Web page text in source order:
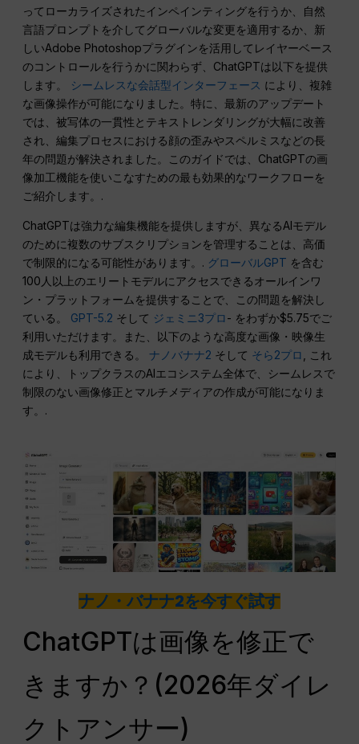
ってローカライズされたインペインティングを行うか、自然
言語プロンプトを介してグローバルな変更を適用するか、新
しいAdobe Photoshopプラグインを活用してレイヤーベース
のコントロールを行うかに関わらず、ChatGPTは以下を提供
します。 シームレスな会話型インターフェース により、複雑
な画像操作が可能になりました。特に、最新のアップデート
では、被写体の一貫性とテキストレンダリングが大幅に改善
され、編集プロセスにおける顔の歪みやスペルミスなどの長
年の問題が解決されました。このガイドでは、ChatGPTの画
像加工機能を使いこなすための最も効果的なワークフローを
ご紹介します。.
ChatGPTは強力な編集機能を提供しますが、異なるAIモデル
のために複数のサブスクリプションを管理することは、高価
で制限的になる可能性があります。. グローバルGPT を含む
100人以上のエリートモデルにアクセスできるオールインワ
ン・プラットフォームを提供することで、この問題を解決し
ている。 GPT-5.2 そして ジェミニ3プロ- をわずか$5.75でご
利用いただけます。また、以下のような高度な画像・映像生
成モデルも利用できる。ナノバナナ2 そして そら2プロ
, これ
により、トップクラスのAIエコシステム全体で、シームレスで
制限のない画像修正とマルチメディアの作成が可能になりま
す。.
ナノ・バナナ2を今すぐ試す
ChatGPTは画像を修正で
きますか？(2026年ダイレ
クトアンサー)